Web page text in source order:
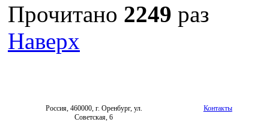
Прочитано 2249 раз
Наверх
Россия, 460000, г. Оренбург, ул.
Советская, 6
Контакты